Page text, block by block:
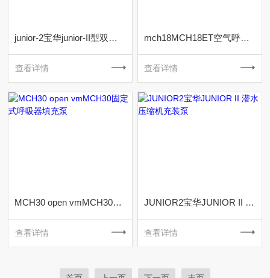
junior-2宝华junior-II型双充气接头压缩机填充泵
查看详情
mch18MCH18ET空气呼吸器充气泵科尔奇压缩机
查看详情
MCH30 open vmMCH30固定式呼吸器填充泵
查看详情
JUNIOR2宝华JUNIOR II 潜水压缩机充装泵
查看详情